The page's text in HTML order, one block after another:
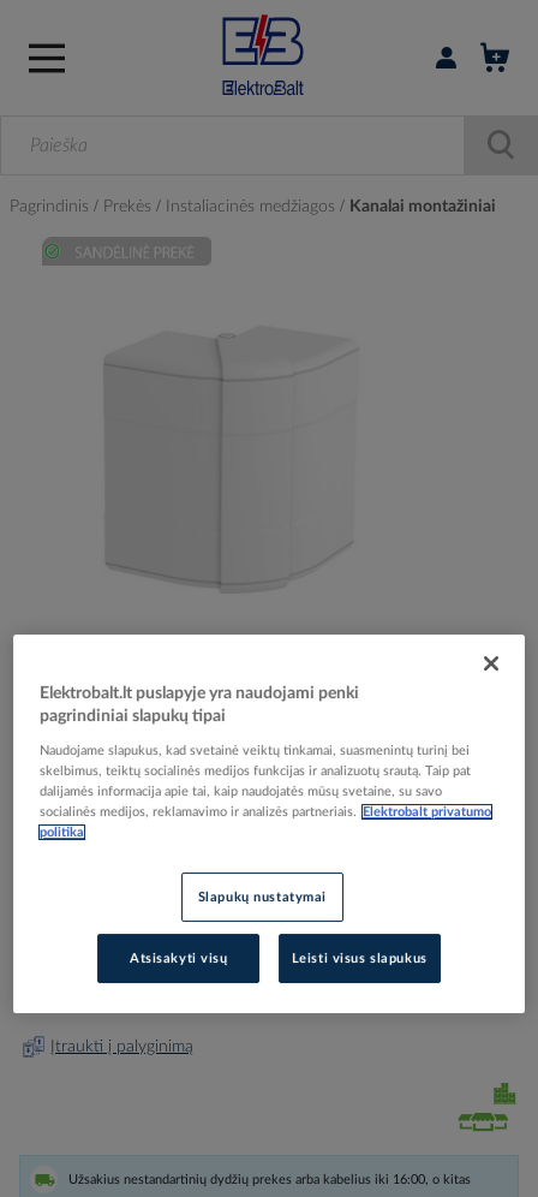
Prisijungti /
Pagrindinis Prekės Instaliacinės medžiagos Kanalai montažiniai
Skip
the
beginning
the
images
Reali prekė gali skirtis nuo pavaizduotos nuotraukoje
Kampas išorinis 53x100 paslankus Rapid 45-2 be
halogenų baltas RAL9010 GK-AH53100RW - OBO
BETTERMANN
Elektrobalt prekės kodas
Gamintojo prekės kodas
Prisijunkite, norėdami pamatyti kainas
Įtraukti į palyginimą
Užsakius nestandartinių dydžių prekes arba kabelius iki 16:00, o kitas
Elektrobalt.lt puslapyje yra naudojami penki
pagrindiniai slapukų tipai
Naudojame slapukus, kad svetainė veiktų tinkamai, suasmenintų turinį bei
skelbimus, teiktų socialinės medijos funkcijas ir analizuotų srautą. Taip pat
dalijamės informacija apie tai, kaip naudojatės mūsų svetaine, su savo
socialinės medijos, reklamavimo ir analizės partneriais.
Elektrobalt privatumo
politika
Slapukų nustatymai
Atsisakyti visų Leisti visus slapukus